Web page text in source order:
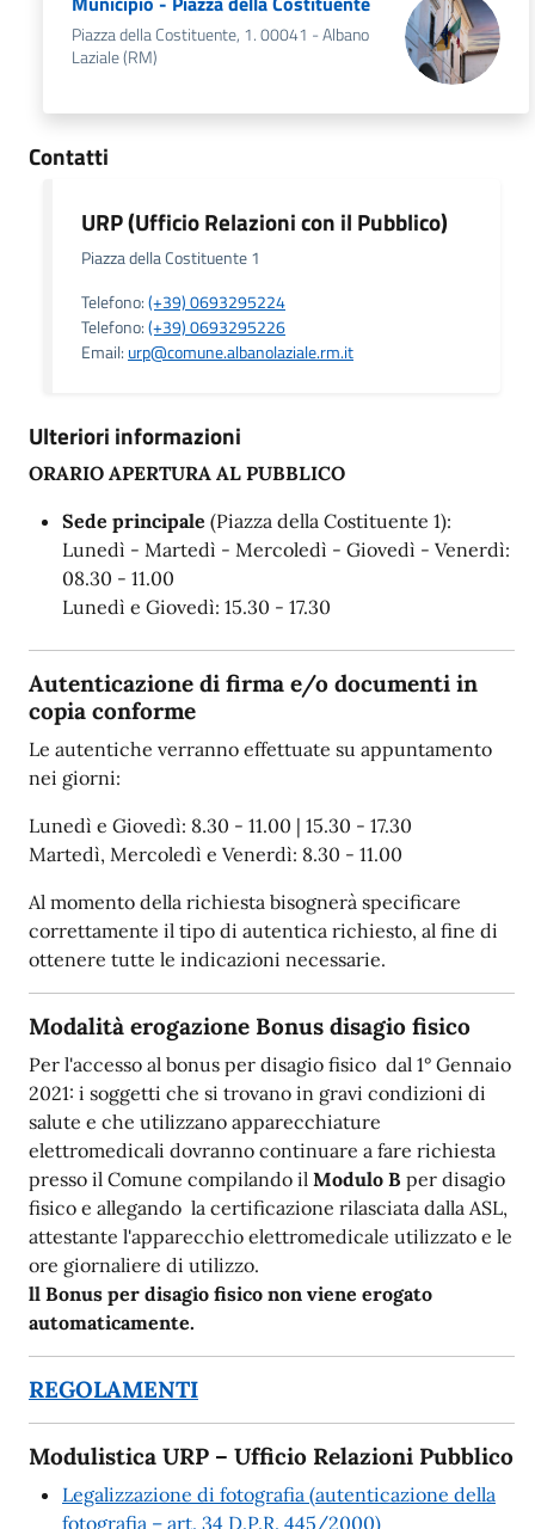
Piazza della Costituente, 1. 00041 - Albano
Laziale (RM)
Contatti
URP (Ufficio Relazioni con il Pubblico)
Piazza della Costituente 1
Telefono:(+39) 0693295224
Telefono:(+39) 0693295226
Email: urp@comune.albanolaziale.rm.it
Ulteriori informazioni
ORARIO APERTURA AL PUBBLICO
Sede principale (Piazza della Costituente 1):
Lunedì - Martedì - Mercoledì - Giovedì - Venerdì:
08.30 - 11.00
Lunedì e Giovedì: 15.30 - 17.30
Autenticazione di firma e/o documenti in
copia conforme
Le autentiche verranno effettuate su appuntamento
nei giorni:
Lunedì e Giovedì: 8.30 - 11.00 | 15.30 - 17.30
Martedì, Mercoledì e Venerdì: 8.30 - 11.00
Al momento della richiesta bisognerà specificare
correttamente il tipo di autentica richiesto, al fine di
ottenere tutte le indicazioni necessarie.
Modalità erogazione Bonus disagio fisico
Per l'accesso al bonus per disagio fisico dal 1° Gennaio
2021: i soggetti che si trovano in gravi condizioni di
salute e che utilizzano apparecchiature
elettromedicali dovranno continuare a fare richiesta
presso il Comune compilando il Modulo B per disagio
fisico e allegando la certificazione rilasciata dalla ASL,
attestante l'apparecchio elettromedicale utilizzato e le
ore giornaliere di utilizzo.
ll Bonus per disagio fisico non viene erogato
automaticamente.
REGOLAMENTI
Modulistica URP – Ufficio Relazioni Pubblico
Legalizzazione di fotografia (autenticazione della
fotografia – art. 34 D.P.R. 445/2000)